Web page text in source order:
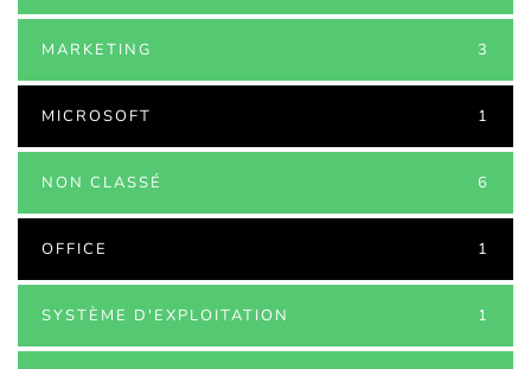
MARKETING 3
MICROSOFT 1
NON CLASSÉ 6
OFFICE 1
SYSTÈME D'EXPLOITATION 1